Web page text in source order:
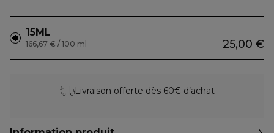
15ML
25,00 €
166,67 € / 100 ml
Livraison offerte dès 60€ d’achat